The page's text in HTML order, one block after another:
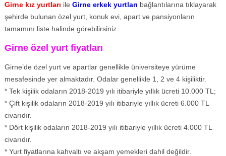
Girne kız yurtları ile Girne erkek yurtları bağlantılarına tıklayarak
şehirde bulunan özel yurt, konuk evi, apart ve pansiyonların
tamamını liste halinde görebilirsiniz.
Girne özel yurt fiyatları
Girne’de özel yurt ve apartlar genellikle üniversiteye yürüme
mesafesinde yer almaktadır. Odalar genellikle 1, 2 ve 4 kişiliktir.
* Tek kişilik odaların 2018-2019 yılı itibariyle yıllık ücreti 10.000 TL;
* Çift kişilik odaların 2018-2019 yılı itibariyle yıllık ücreti 6.000 TL
civarıdır.
* Dört kişilik odaların 2018-2019 yılı itibariyle yıllık ücreti 4.000 TL
civarıdır.
* Yurt fiyatlarına kahvaltı ve akşam yemekleri dahil değildir.